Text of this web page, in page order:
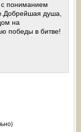
пониманием
душа,
на
победы в битве!